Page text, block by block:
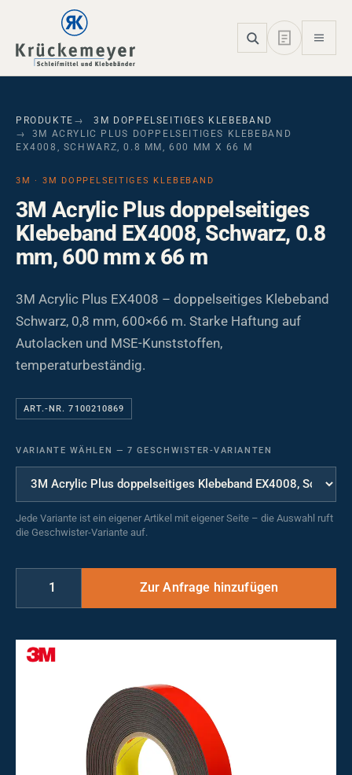
Skip to main navigation
Skip to main content
Skip to page footer
PRODUKTE
3M DOPPELSEITIGES KLEBEBAND
3M ACRYLIC PLUS DOPPELSEITIGES KLEBEBAND
EX4008, SCHWARZ, 0.8 MM, 600 MM X 66 M
3M · 3M DOPPELSEITIGES KLEBEBAND
3M Acrylic Plus doppelseitiges
Klebeband EX4008, Schwarz, 0.8
mm, 600 mm x 66 m
3M Acrylic Plus EX4008 – doppelseitiges Klebeband
Schwarz, 0,8 mm, 600×66 m. Starke Haftung auf
Autolacken und MSE-Kunststoffen,
temperaturbeständig.
ART.-NR. 7100210869
VARIANTE WÄHLEN — 7 GESCHWISTER-VARIANTEN
Jede Variante ist ein eigener Artikel mit eigener Seite – die Auswahl ruft
die Geschwister-Variante auf.